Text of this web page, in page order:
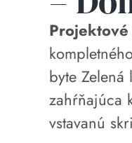
byte
zahŕňajúca
vstavanú